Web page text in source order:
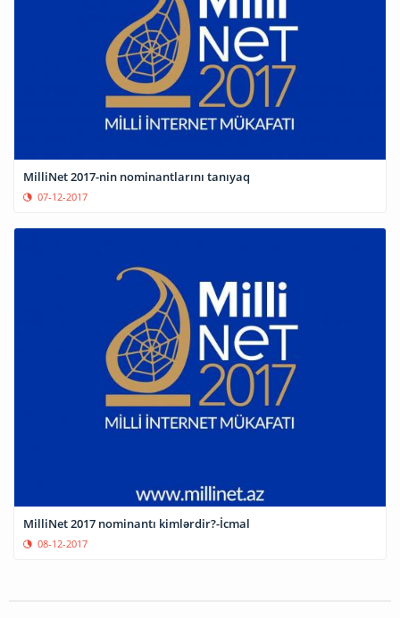
MilliNet 2017-nin nominantlarını tanıyaq
07-12-2017
MilliNet 2017 nominantı kimlərdir?-İcmal
08-12-2017